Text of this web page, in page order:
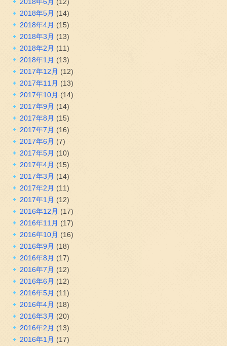
2018年5月 (14)
2018年4月 (15)
2018年3月 (13)
2018年2月 (11)
2018年1月 (13)
2017年12月 (12)
2017年11月 (13)
2017年10月 (14)
2017年9月 (14)
2017年8月 (15)
2017年7月 (16)
2017年6月 (7)
2017年5月 (10)
2017年4月 (15)
2017年3月 (14)
2017年2月 (11)
2017年1月 (12)
2016年12月 (17)
2016年11月 (17)
2016年10月 (16)
2016年9月 (18)
2016年8月 (17)
2016年7月 (12)
2016年6月 (12)
2016年5月 (11)
2016年4月 (18)
2016年3月 (20)
2016年2月 (13)
2016年1月 (17)